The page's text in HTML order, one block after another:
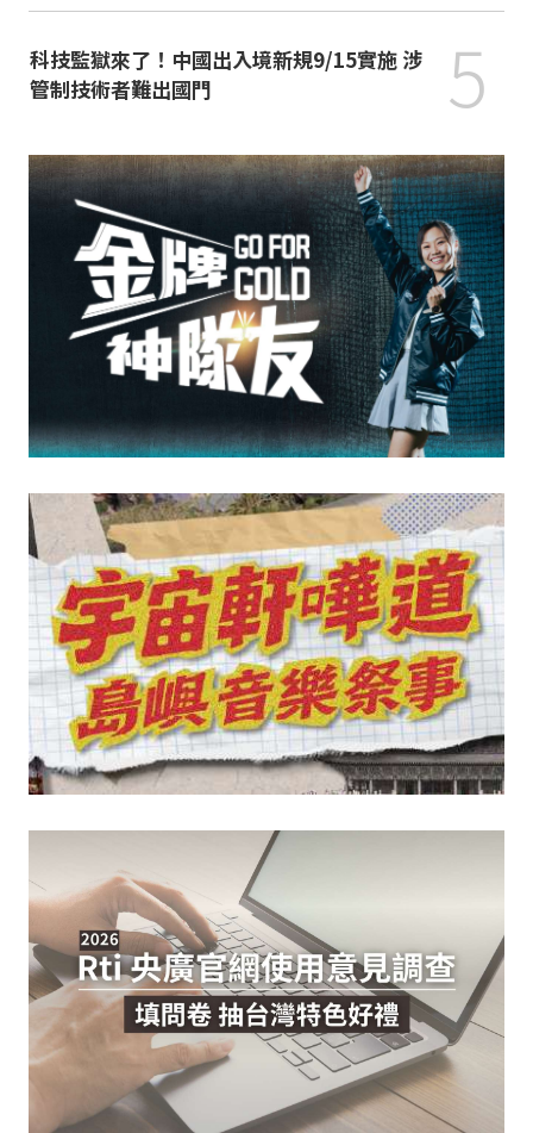
科技監獄來了！中國出入境新規9/15實施 涉
管制技術者難出國門
5